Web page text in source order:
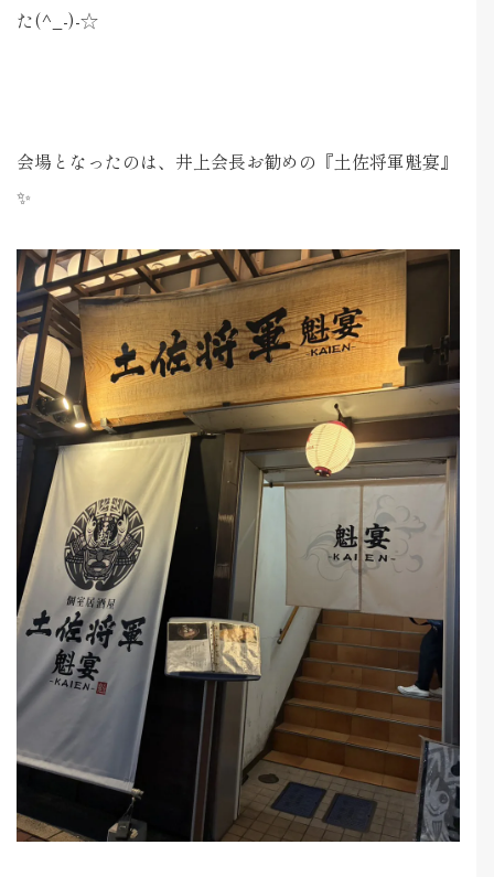
た(^_-)-☆
会場となったのは、井上会長お勧めの『土佐将軍魁宴』
✨